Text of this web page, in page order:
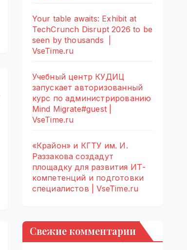
Your table awaits: Exhibit at
TechCrunch Disrupt 2026 to be
seen by thousands |
VseTime.ru
Учебный центр КУДИЦ
запускает авторизованный
курс по администрированию
Mind Migrate#guest |
VseTime.ru
«Крайон» и КГТУ им. И.
Раззакова создадут
площадку для развития ИТ-
компетенций и подготовки
специалистов | VseTime.ru
Свежие комментарии